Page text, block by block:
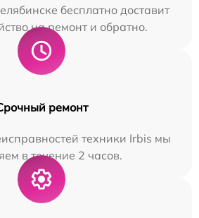
бесплатно доставит
на ремонт и обратно.
ремонт
техники Irbis мы
в течение 2 часов.